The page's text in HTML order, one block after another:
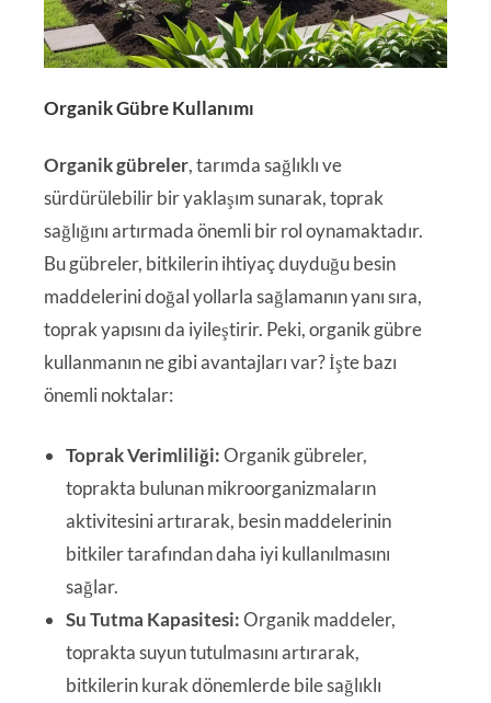
Organik Gübre Kullanımı
Organik gübreler, tarımda sağlıklı ve
sürdürülebilir bir yaklaşım sunarak, toprak
sağlığını artırmada önemli bir rol oynamaktadır.
Bu gübreler, bitkilerin ihtiyaç duyduğu besin
maddelerini doğal yollarla sağlamanın yanı sıra,
toprak yapısını da iyileştirir. Peki, organik gübre
kullanmanın ne gibi avantajları var? İşte bazı
önemli noktalar:
Toprak Verimliliği:Organik gübreler,
toprakta bulunan mikroorganizmaların
aktivitesini artırarak, besin maddelerinin
bitkiler tarafından daha iyi kullanılmasını
sağlar.
Su Tutma Kapasitesi:Organik maddeler,
toprakta suyun tutulmasını artırarak,
bitkilerin kurak dönemlerde bile sağlıklı